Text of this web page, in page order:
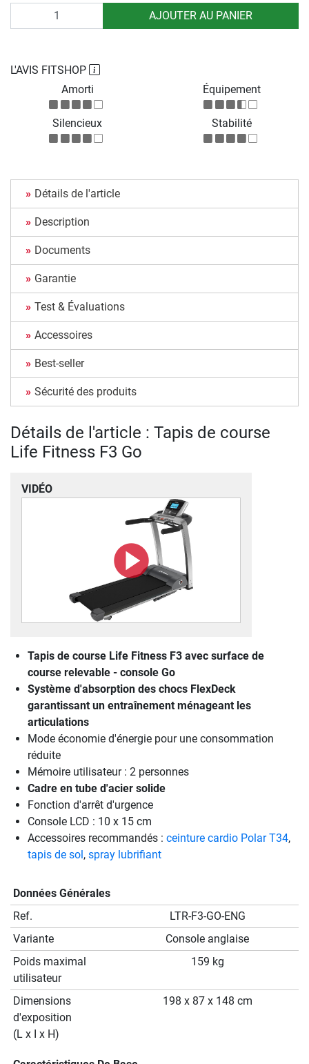
AJOUTER AU PANIER
L'AVIS FITSHOP
Amorti
Équipement
Silencieux Stabilité
Détails de l'article
Description
Documents
Garantie
Test & Évaluations
Accessoires
Best-seller
Sécurité des produits
Détails de l'article : Tapis de course
Life Fitness F3 Go
VIDÉO
Tapis de course Life Fitness F3 avec surface de
course relevable - console Go
Système d'absorption des chocs FlexDeck
garantissant un entraînement ménageant les
articulations
Mode économie d'énergie pour une consommation
réduite
Mémoire utilisateur : 2 personnes
Cadre en tube d'acier solide
Fonction d'arrêt d'urgence
Console LCD : 10 x 15 cm
Accessoires recommandés : ceinture cardio Polar T34,
tapis de sol, spray lubrifiant
Données Générales
Ref.
LTR-F3-GO-ENG
Variante
Console anglaise
Poids maximal
utilisateur
159 kg
Dimensions
d'exposition
(L x I x H)
198 x 87 x 148 cm